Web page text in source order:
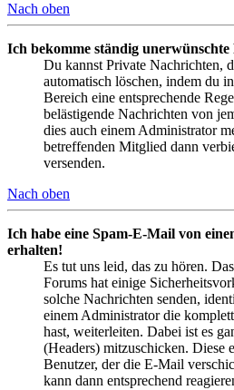
Nach oben
Ich bekomme ständig
Du kannst Private Nachrichten,
automatisch löschen, indem du
Bereich eine entsprechende
belästigende Nachrichten von
dies auch einem Administrator
betreffenden Mitglied dann
versenden.
Nach oben
Ich habe eine Spam-E-Mail von
erhalten!
Es tut uns leid, das zu hören.
Forums hat einige
solche Nachrichten senden,
einem Administrator die
hast, weiterleiten. Dabei ist es
(Headers) mitzuschicken. Diese
Benutzer, der die E-Mail
kann dann entsprechend